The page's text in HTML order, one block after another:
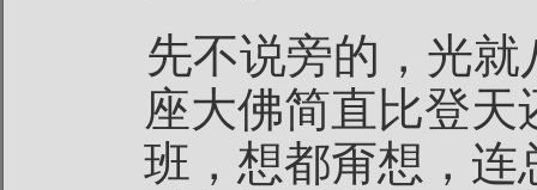
先不说旁的，光
座大佛简直比登
班，想都甭想，连